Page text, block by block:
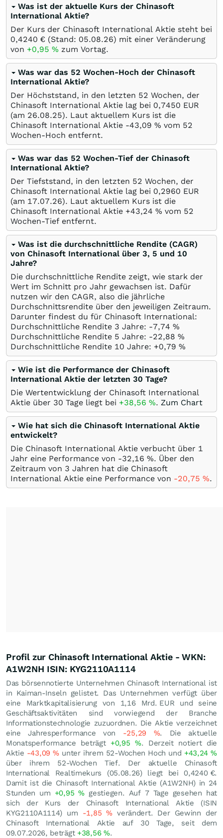
Was ist der aktuelle Kurs der Chinasoft
International Aktie?
Der Kurs der Chinasoft International Aktie steht bei
0,4240 € (Stand: 05.08.26) mit einer Veränderung
von +0,95 % zum Vortag.
Was war das 52 Wochen-Hoch der Chinasoft
International Aktie?
Der Höchststand, in den letzten 52 Wochen, der
Chinasoft International Aktie lag bei 0,7450 EUR
(am 26.08.25). Laut aktuellem Kurs ist die
Chinasoft International Aktie -43,09 % vom 52
Wochen-Hoch entfernt.
Was war das 52 Wochen-Tief der Chinasoft
International Aktie?
Der Tiefststand, in den letzten 52 Wochen, der
Chinasoft International Aktie lag bei 0,2960 EUR
(am 17.07.26). Laut aktuellem Kurs ist die
Chinasoft International Aktie +43,24 % vom 52
Wochen-Tief entfernt.
Was ist die durchschnittliche Rendite (CAGR)
von Chinasoft International über 3, 5 und 10
Jahre?
Die durchschnittliche Rendite zeigt, wie stark der
Wert im Schnitt pro Jahr gewachsen ist. Dafür
nutzen wir den CAGR, also die jährliche
Durchschnittsrendite über den jeweiligen Zeitraum.
Darunter findest du für Chinasoft International:
Durchschnittliche Rendite 3 Jahre: -7,74 %
Durchschnittliche Rendite 5 Jahre: -22,88 %
Durchschnittliche Rendite 10 Jahre: +0,79 %
Wie ist die Performance der Chinasoft
International Aktie der letzten 30 Tage?
Die Wertentwicklung der Chinasoft International
Aktie über 30 Tage liegt bei +38,56 %. Zum Chart
Wie hat sich die Chinasoft International Aktie
entwickelt?
Die Chinasoft International Aktie verbucht über 1
Jahr eine Performance von -32,16 %. Über den
Zeitraum von 3 Jahren hat die Chinasoft
International Aktie eine Performance von -20,75 %.
Profil zur Chinasoft International Aktie - WKN:
A1W2NH ISIN: KYG2110A1114
Das börsennotierte Unternehmen Chinasoft International ist
in Kaiman-Inseln gelistet. Das Unternehmen verfügt über
eine Marktkapitalisierung von 1,16 Mrd. EUR und seine
Geschäftsaktivitäten sind vorwiegend der Branche
Informationstechnologie zuzuordnen. Die Aktie verzeichnet
eine Jahresperformance von -25,29 %. Die aktuelle
Monatsperformance beträgt +0,95%. Derzeit notiert die
Aktie -43,09%unter ihrem 52-Wochen Hoch und +43,24%
über ihrem 52-Wochen Tief. Der aktuelle Chinasoft
International Realtimekurs (05.08.26) liegt bei 0,4240 €.
Damit ist die Chinasoft International Aktie (A1W2NH) in 24
Stunden um +0,95% gestiegen. Auf 7 Tage gesehen hat
sich der Kurs der Chinasoft International Aktie (ISIN
KYG2110A1114) um -1,85% verändert. Der Gewinn der
Chinasoft International Aktie auf 30 Tage, seit dem
09.07.2026, beträgt +38,56 %.